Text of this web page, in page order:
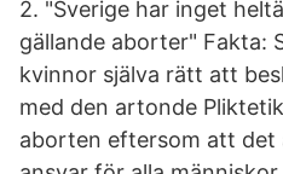
2. "Sverige har inget
gällande aborter" Fakta:
kvinnor själva rätt att
med den artonde
aborten eftersom att det